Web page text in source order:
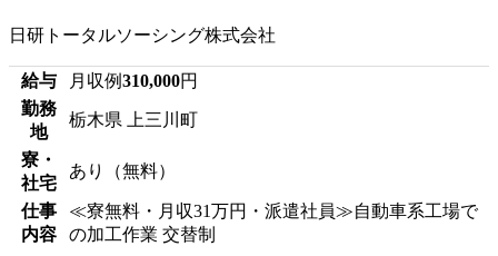
日研トータルソーシング株式会社
給与 月収例310,000円
勤務
地
栃木県 上三川町
寮・
社宅
あり（無料）
仕事
内容
≪寮無料・月収31万円・派遣社員≫自動車系工場で
の加工作業 交替制